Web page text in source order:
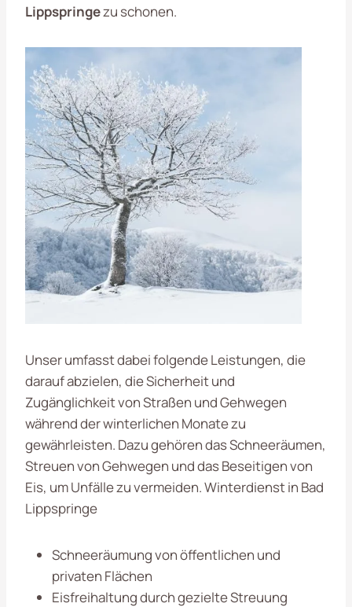
Lippspringezu schonen.
Unser umfasst dabei folgende Leistungen, die
darauf abzielen, die Sicherheit und
Zugänglichkeit von Straßen und Gehwegen
während der winterlichen Monate zu
gewährleisten. Dazu gehören das Schneeräumen,
Streuen von Gehwegen und das Beseitigen von
Eis, um Unfälle zu vermeiden. Winterdienst in Bad
Lippspringe
Schneeräumung von öffentlichen und
privaten Flächen
Eisfreihaltung durch gezielte Streuung